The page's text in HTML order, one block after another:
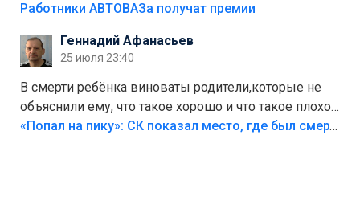
на предприятии.
Работники АВТОВАЗа получат премии
Геннадий Афанасьев
25 июля 23:40
В смерти ребёнка виноваты родители,которые не
объяснили ему, что такое хорошо и что такое плохо!
Лезть через такой забор,верх безумия,есть же
«Попал на пику»: СК показал место, где был смертельно травмирован ребенок в Тольятти